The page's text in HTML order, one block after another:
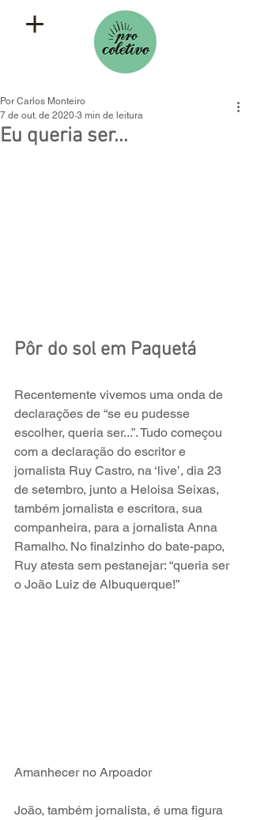
Eu queria ser...
Por Carlos Monteiro
7 de out. de 2020 3 min de leitura
Pôr do sol em Paquetá
Recentemente vivemos uma onda de
declarações de “se eu pudesse
escolher, queria ser...”. Tudo começou
com a declaração do escritor e
jornalista Ruy Castro, na ‘live’, dia 23
de setembro, junto a Heloisa Seixas,
também jornalista e escritora, sua
companheira, para a jornalista Anna
Ramalho. No finalzinho do bate-papo,
Ruy atesta sem pestanejar: “queria ser
o João Luiz de Albuquerque!”
Amanhecer no Arpoador
João, também jornalista, é uma figura